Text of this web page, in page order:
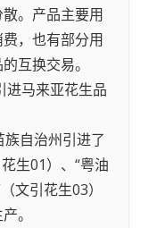
。产品主要用
，也有部分用
互换交易。
进马来亚花生品
自治州引进了
生01）、“粤油
文引花生03）
。